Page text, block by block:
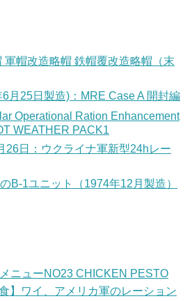
軍帽改造略帽 鉄帽覆改造略帽（末
月25日製造)：MRE Case A 開封編
Operational Ration Enhancement
WEATHER PACK1
26日：ウクライナ軍新型24hレー
B-1ユニット（1974年12月製造）
ニューNO23 CHICKEN PESTO
食】ワイ、アメリカ軍のレーション